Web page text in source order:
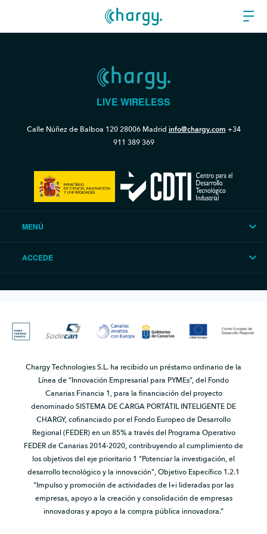
LIVE WIRELESS
Calle Núñez de Balboa 12028006 Madrid info@chargy.com +34
911 389 369
MENÚ
ACCEDE
Chargy Technologies S.L. ha recibido un préstamo ordinario de la
Línea de “Innovación Empresarial para PYMEs”, del Fondo
Canarias Financia 1, para la financiación del proyecto
denominado SISTEMA DE CARGA PORTÁTIL INTELIGENTE DE
CHARGY, cofinanciado por el Fondo Europeo de Desarrollo
Regional (FEDER) en un 85% a través del Programa Operativo
FEDER de Canarias 2014-2020, contribuyendo al cumplimiento de
los objetivos del eje prioritario 1 "Potenciar la investigación, el
desarrollo tecnológico y la innovación", Objetivo Específico 1.2.1
"Impulso y promoción de actividades de I+i lideradas por las
empresas, apoyo a la creación y consolidación de empresas
innovadoras y apoyo a la compra pública innovadora.”